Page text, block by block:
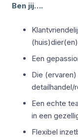
Ben jij….
Een
Die
detailhandel/
Een echte
in een
Flexibel